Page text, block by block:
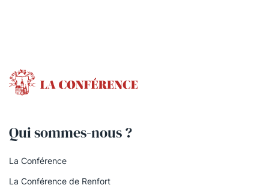
Qui sommes-nous ?
La Conférence
La Conférence de Renfort